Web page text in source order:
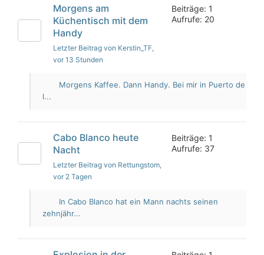
Morgens am
Küchentisch mit dem
Handy
Letzter Beitrag von Kerstin_TF,
vor 13 Stunden
Beiträge: 1
Aufrufe: 20
Morgens Kaffee. Dann Handy. Bei mir in Puerto de
l...
Cabo Blanco heute
Nacht
Letzter Beitrag von Rettungstom,
vor 2 Tagen
Beiträge: 1
Aufrufe: 37
In Cabo Blanco hat ein Mann nachts seinen
zehnjähr...